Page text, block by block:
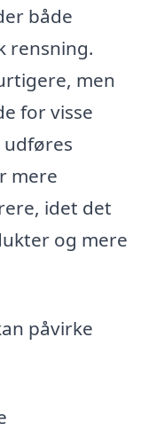
både
rensning.
men
for visse
udføres
mere
idet det
og mere
påvirke